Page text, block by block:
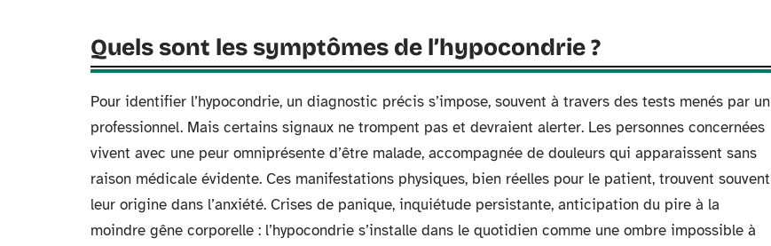
Quels sont les symptômes de l’hypocondrie ?
Pour identifier l’hypocondrie, un diagnostic précis s’impose, souvent à travers des tests menés par un
professionnel. Mais certains signaux ne trompent pas et devraient alerter. Les personnes concernées
vivent avec une peur omniprésente d’être malade, accompagnée de douleurs qui apparaissent sans
raison médicale évidente. Ces manifestations physiques, bien réelles pour le patient, trouvent souvent
leur origine dans l’anxiété. Crises de panique, inquiétude persistante, anticipation du pire à la
moindre gêne corporelle : l’hypocondrie s’installe dans le quotidien comme une ombre impossible à